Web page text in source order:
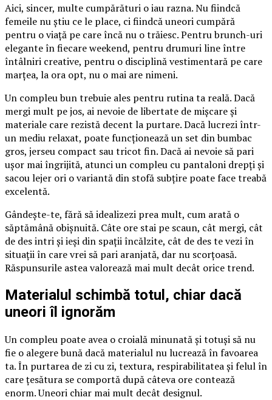
Aici, sincer, multe cumpărături o iau razna. Nu fiindcă
femeile nu știu ce le place, ci fiindcă uneori cumpără
pentru o viață pe care încă nu o trăiesc. Pentru brunch-uri
elegante în fiecare weekend, pentru drumuri line între
întâlniri creative, pentru o disciplină vestimentară pe care
marțea, la ora opt, nu o mai are nimeni.
Un compleu bun trebuie ales pentru rutina ta reală. Dacă
mergi mult pe jos, ai nevoie de libertate de mișcare și
materiale care rezistă decent la purtare. Dacă lucrezi într-
un mediu relaxat, poate funcționează un set din bumbac
gros, jerseu compact sau tricot fin. Dacă ai nevoie să pari
ușor mai îngrijită, atunci un compleu cu pantaloni drepți și
sacou lejer ori o variantă din stofă subțire poate face treabă
excelentă.
Gândește-te, fără să idealizezi prea mult, cum arată o
săptămână obișnuită. Câte ore stai pe scaun, cât mergi, cât
de des intri și ieși din spații încălzite, cât de des te vezi în
situații în care vrei să pari aranjată, dar nu scorțoasă.
Răspunsurile astea valorează mai mult decât orice trend.
Materialul schimbă totul, chiar dacă
uneori îl ignorăm
Un compleu poate avea o croială minunată și totuși să nu
fie o alegere bună dacă materialul nu lucrează în favoarea
ta. În purtarea de zi cu zi, textura, respirabilitatea și felul în
care țesătura se comportă după câteva ore contează
enorm. Uneori chiar mai mult decât designul.